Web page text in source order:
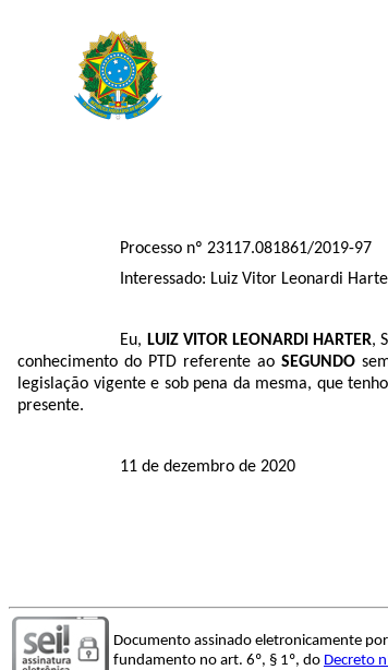
Processo nº 23117.081861/2019-97
Interessado: Luiz Vitor Leonardi
Eu, LUIZ VITOR LEONARDI HARTER,
conhecimento do PTD referente aoSEGUNDO
legislação vigente e sob pena da mesma, que
presente.
11 de dezembro de 2020
Documento assinado eletronicamente por
fundamento no art. 6º, § 1º, do Decreto